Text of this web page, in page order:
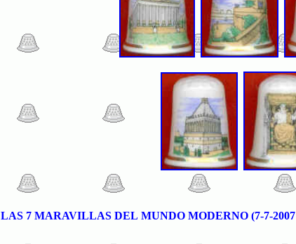
LAS 7 MARAVILLAS DEL MUNDO MODERNO (7-7-2007